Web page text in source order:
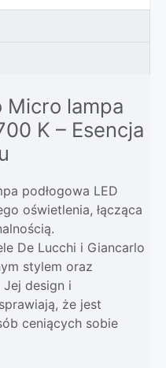
Micro lampa
K – Esencja
podłogowa LED
oświetlenia, łącząca
De Lucchi i Giancarlo
stylem oraz
design i
że jest
ceniących sobie